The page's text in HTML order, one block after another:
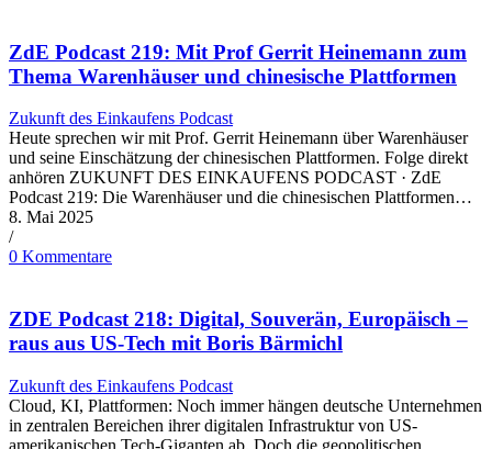
ZdE Podcast 219: Mit Prof Gerrit Heinemann zum
Thema Warenhäuser und chinesische Plattformen
Zukunft des Einkaufens Podcast
Heute sprechen wir mit Prof. Gerrit Heinemann über Warenhäuser
und seine Einschätzung der chinesischen Plattformen. Folge direkt
anhören ZUKUNFT DES EINKAUFENS PODCAST · ZdE
Podcast 219: Die Warenhäuser und die chinesischen Plattformen…
8. Mai 2025
/
0 Kommentare
ZDE Podcast 218: Digital, Souverän, Europäisch –
raus aus US-Tech mit Boris Bärmichl
Zukunft des Einkaufens Podcast
Cloud, KI, Plattformen: Noch immer hängen deutsche Unternehmen
in zentralen Bereichen ihrer digitalen Infrastruktur von US-
amerikanischen Tech-Giganten ab. Doch die geopolitischen